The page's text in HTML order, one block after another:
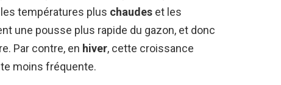
les températures plus chaudes et les
une pousse plus rapide du gazon, et donc
Par contre, en hiver, cette croissance
moins fréquente.